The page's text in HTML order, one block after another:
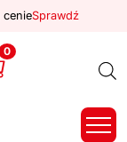
cenieSprawdź
0